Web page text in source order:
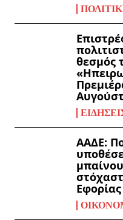
θεσμός
ΑΑΔΕ:
Εφορίας